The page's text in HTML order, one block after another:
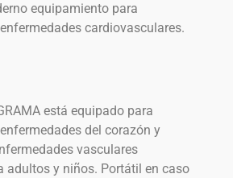
equipamiento para
cardiovasculares.
está equipado para
del corazón y
vasculares
adultos y niños. Portátil en caso